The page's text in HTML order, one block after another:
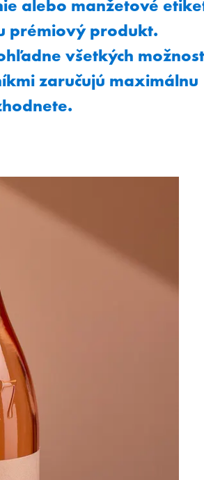
alebo manžetové
prémiový produkt.
všetkých
zaručujú maximálnu